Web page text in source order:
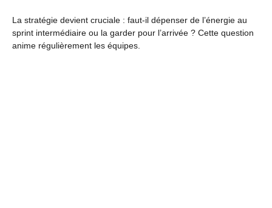
La stratégie devient cruciale : faut-il dépenser de l’énergie au
sprint intermédiaire ou la garder pour l’arrivée ? Cette question
anime régulièrement les équipes.